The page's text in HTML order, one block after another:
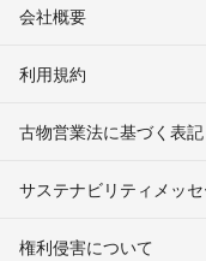
会社概要
利用規約
古物営業法に基づく表記
サステナビリティメッ
権利侵害について